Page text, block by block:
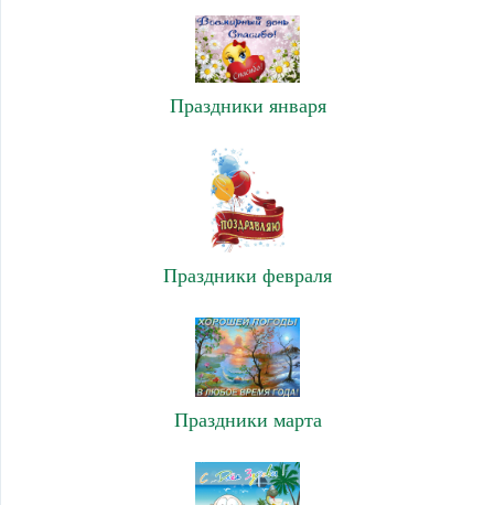
Праздники января
Праздники февраля
Праздники марта